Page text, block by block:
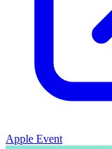
Apple Event